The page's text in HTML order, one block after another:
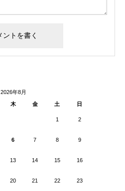
2026年8月
木 金 土 日
1 2
6 7 8 9
13 14 15 16
20 21 22 23